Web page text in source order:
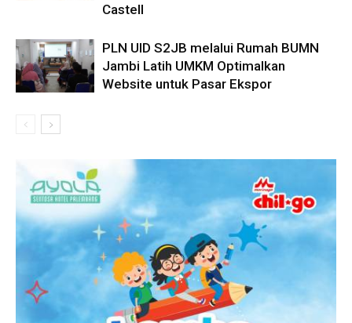
Castell
PLN UID S2JB melalui Rumah BUMN
Jambi Latih UMKM Optimalkan
Website untuk Pasar Ekspor